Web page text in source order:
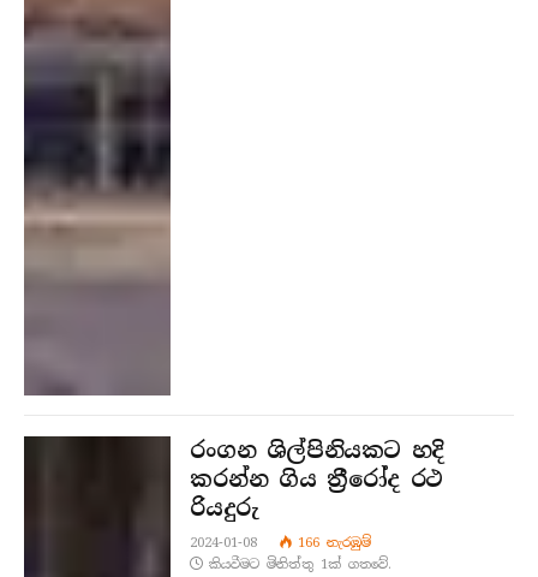
රංගන ශිල්පිනියකට හදි
කරන්න ගිය ත්‍රීරෝද රථ
රියදුරු
2024-01-08 166නැරඹු​ම්
කියවීමට මිනිත්තු 1ක් ගතවේ.